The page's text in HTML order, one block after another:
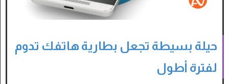
حيلة بسيطة تجعل بطارية هاتفك تدوم
لفترة أطول